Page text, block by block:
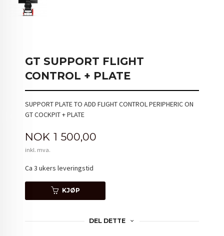
GT SUPPORT FLIGHT
CONTROL + PLATE
SUPPORT PLATE TO ADD FLIGHT CONTROL PERIPHERIC ON
GT COCKPIT + PLATE
Pris
NOK 1 500,00
inkl. mva.
Ca 3 ukers leveringstid
KJØP
DEL DETTE